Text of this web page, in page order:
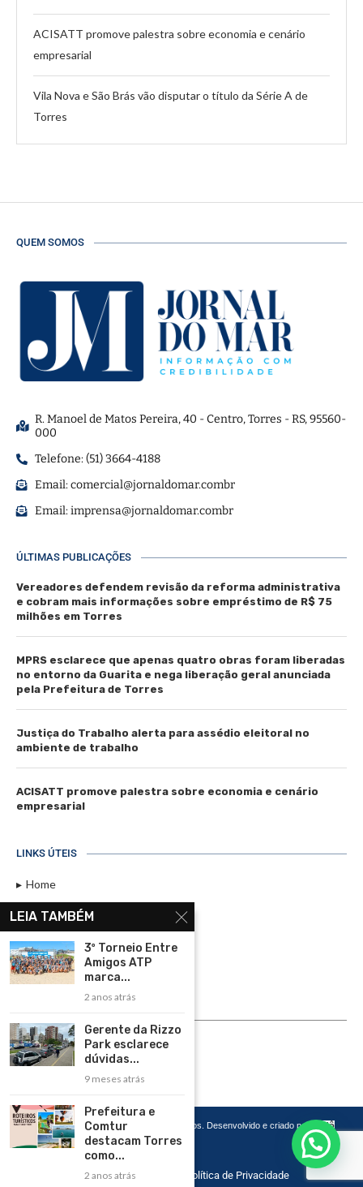
ACISATT promove palestra sobre economia e cenário
empresarial
Vila Nova e São Brás vão disputar o título da Série A de
Torres
QUEM SOMOS
R. Manoel de Matos Pereira, 40 - Centro, Torres - RS, 95560-
000
Telefone: (51) 3664-4188
Email:comercial@jornaldomar.combr
Email:imprensa@jornaldomar.combr
ÚLTIMAS PUBLICAÇÕES
Vereadores defendem revisão da reforma administrativa
e cobram mais informações sobre empréstimo de R$ 75
milhões em Torres
MPRS esclarece que apenas quatro obras foram liberadas
no entorno da Guarita e nega liberação geral anunciada
pela Prefeitura de Torres
Justiça do Trabalho alerta para assédio eleitoral no
ambiente de trabalho
ACISATT promove palestra sobre economia e cenário
empresarial
LINKS ÚTEIS
Home
Assinar
Contato
Política de Privacidade
Rádio Maristela - Ao Vivo
ASSINE
Copyright 2026 – Todos os Direitos Reservados. Desenvolvido e criado por
Cadô
Agência de Marketing
Home Contato Política de Privacidade
LEIA TAMBÉM
3º Torneio Entre
Amigos ATP
marca...
2 anos atrás
Gerente da Rizzo
Park esclarece
dúvidas...
9 meses atrás
Prefeitura e
Comtur
destacam Torres
como...
2 anos atrás